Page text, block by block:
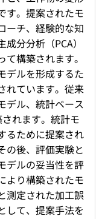
す。提案されたモ
ーチ、経験的な知
分分析（PCA）
構築されます。
デルを形成するた
れています。従来
デル、統計ベース
れます。統計モ
るために提案され
の後、評価実験と
デルの妥当性を評
より構築されたモ
測定された加工誤
して、提案手法を